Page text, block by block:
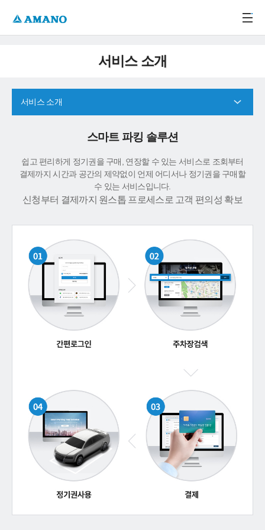
서비스 소개
서비스 소개
스마트 파킹 솔루션
쉽고 편리하게 정기권을 구매, 연장할 수 있는 서비스로 조회부터
결제까지 시간과 공간의 제약없이 언제 어디서나 정기권을 구매할
수 있는 서비스입니다.
신청부터 결제까지 원스톱 프로세스로 고객 편의성 확보